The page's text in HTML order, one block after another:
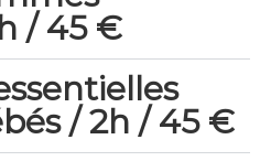
/ 45 €
/ 2h / 45 €